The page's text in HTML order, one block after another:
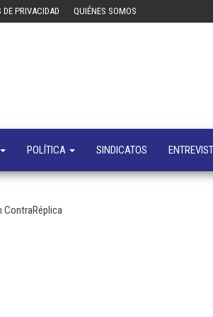
PRIVACIDAD QUIÉNES SOMOS
negocios
POLÍTICA SINDICATOS
ContraRéplica